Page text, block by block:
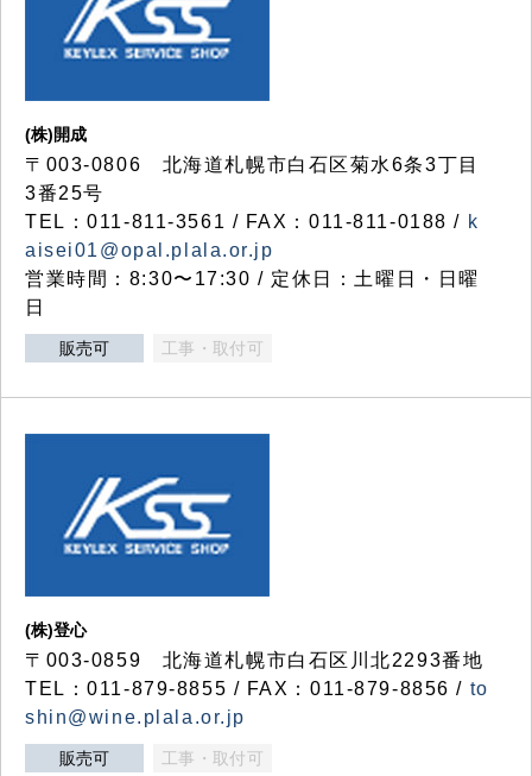
(株)開成
〒003-0806 北海道札幌市白石区菊水6条3丁目
3番25号
TEL：011-811-3561 / FAX：011-811-0188 / k
aisei01@opal.plala.or.jp
営業時間：8:30〜17:30 / 定休日：土曜日・日曜
日
販売可 工事・取付可
(株)登心
〒003-0859 北海道札幌市白石区川北2293番地
TEL：011-879-8855 / FAX：011-879-8856 / to
shin@wine.plala.or.jp
販売可 工事・取付可